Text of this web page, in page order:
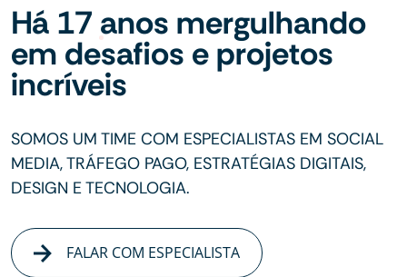
Há 17 anos mergulhando
em desafios e projetos
incríveis
SOMOS UM TIME COM ESPECIALISTAS EM SOCIAL
MEDIA, TRÁFEGO PAGO, ESTRATÉGIAS DIGITAIS,
DESIGN E TECNOLOGIA.
FALAR COM ESPECIALISTA